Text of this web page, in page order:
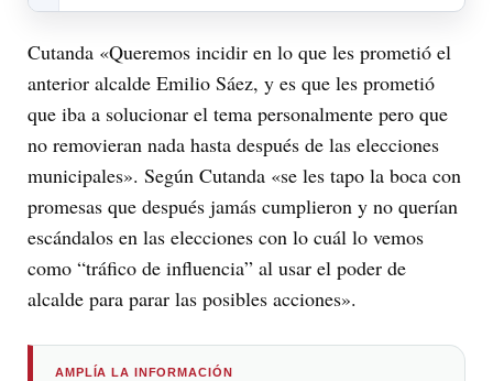
Cutanda «Queremos incidir en lo que les prometió el
anterior alcalde Emilio Sáez, y es que les prometió
que iba a solucionar el tema personalmente pero que
no removieran nada hasta después de las elecciones
municipales». Según Cutanda «se les tapo la boca con
promesas que después jamás cumplieron y no querían
escándalos en las elecciones con lo cuál lo vemos
como “tráfico de influencia” al usar el poder de
alcalde para parar las posibles acciones».
AMPLÍA LA INFORMACIÓN